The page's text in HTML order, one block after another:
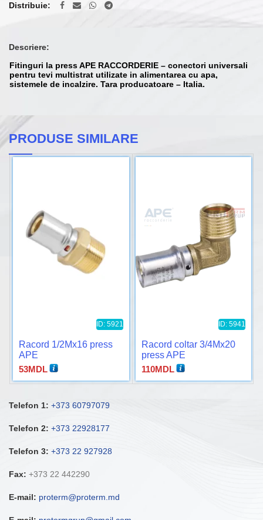
Distribuie
Descriere:
Fitinguri la press APE RACCORDERIE – conectori universali
pentru tevi multistrat utilizate in alimentarea cu apa,
sistemele de incalzire. Tara producatoare – Italia.
PRODUSE SIMILARE
ID: 5921
Racord 1/2Mx16 press
APE
53MDL
ID: 5941
Racord coltar 3/4Mx20
press APE
110MDL
Telefon 1: +373 60797079
Telefon 2: +373 22928177
Telefon 3: +373 22 927928
Fax: +373 22 442290
E-mail: proterm@proterm.md